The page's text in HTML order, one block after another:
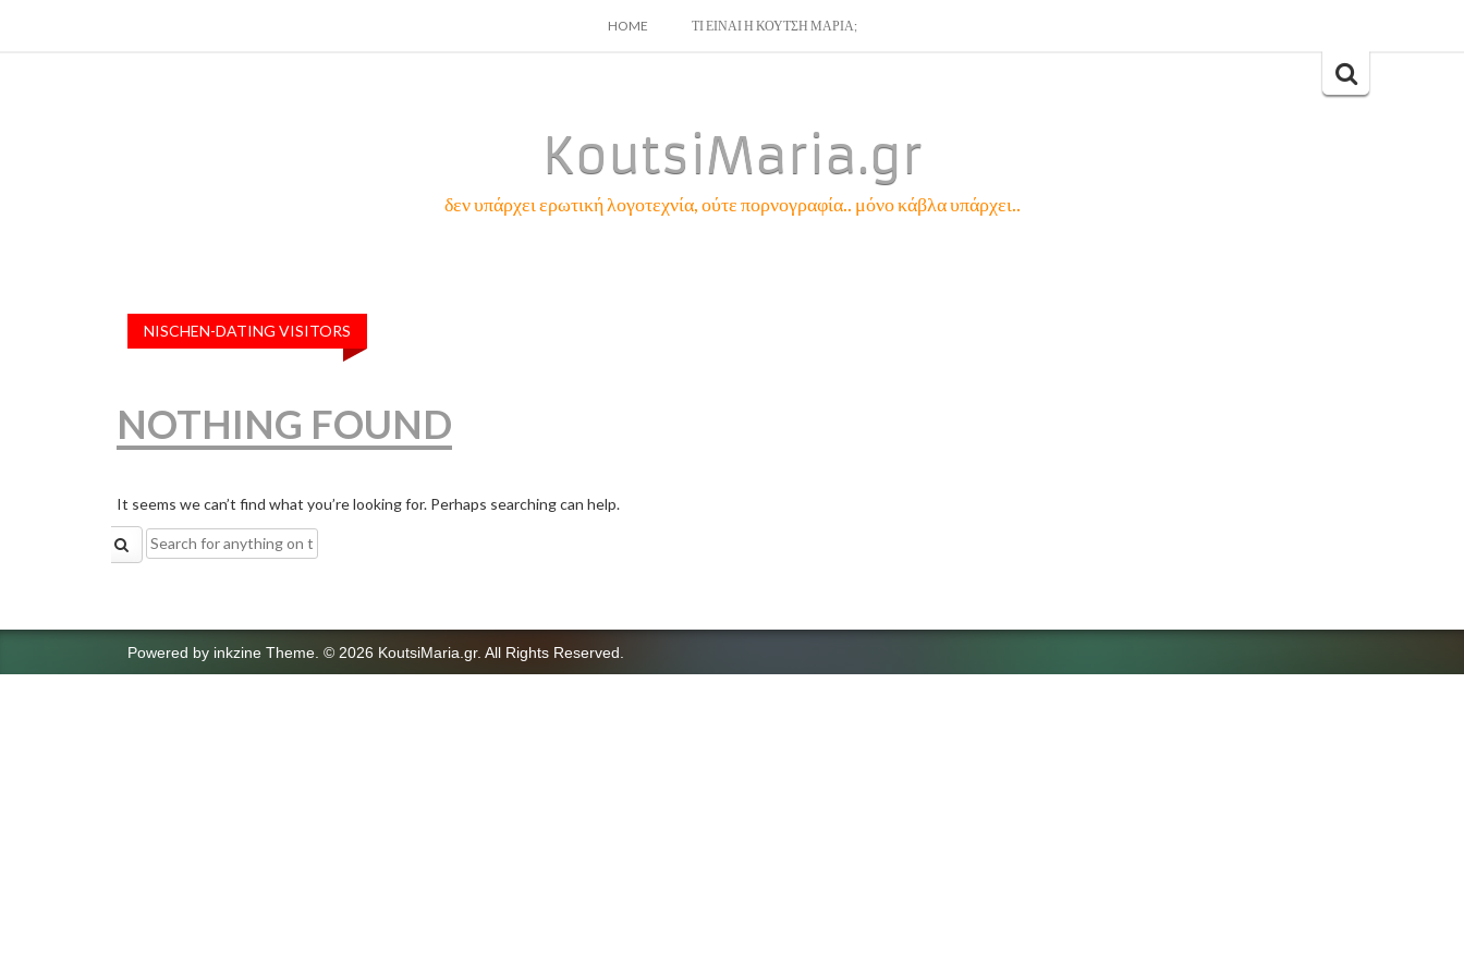
SKIP
HOME ΤΙ ΕΙΝΑΙ Η ΚΟΥΤΣΗ ΜΑΡΙΑ;
Search
KoutsiMaria.gr
δεν υπάρχει ερωτική λογοτεχνία, ούτε πορνογραφία.. μόνο κάβλα υπάρχει..
NISCHEN-DATING VISITORS
NOTHING FOUND
It seems we can’t find what you’re looking for. Perhaps searching can help.
Search
for:
Powered by inkzine Theme © 2026 KoutsiMaria.gr. All Rights Reserved.